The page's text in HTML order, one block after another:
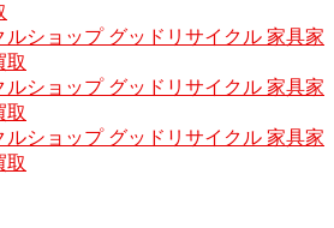
ルショップ グッドリサイクル 家具家
取
ルショップ グッドリサイクル 家具家
取
ショップ グッドリサイクル 家具家
取